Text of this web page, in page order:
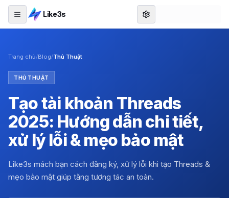
Like3s
Trang chủ/Blog/Thủ Thuật
THỦ THUẬT
Tạo tài khoản Threads
2025: Hướng dẫn chi tiết,
xử lý lỗi & mẹo bảo mật
Like3s mách bạn cách đăng ký, xử lý lỗi khi tạo Threads &
mẹo bảo mật giúp tăng tương tác an toàn.